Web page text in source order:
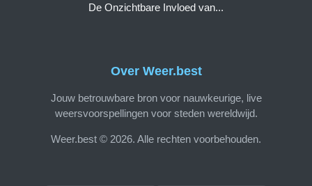
Over Weer.best
Jouw betrouwbare bron voor nauwkeurige, live
weersvoorspellingen voor steden wereldwijd.
Weer.best © 2026. Alle rechten voorbehouden.
De Onzichtbare Invloed van...